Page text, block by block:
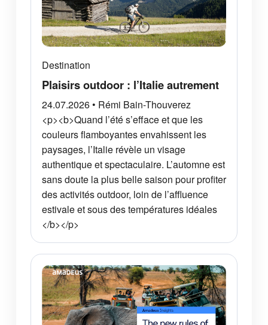
Destination
Plaisirs outdoor : l’Italie autrement
24.07.2026 • Rémi Bain-Thouverez
<p><b>Quand l’été s’efface et que les
couleurs flamboyantes envahissent les
paysages, l’Italie révèle un visage
authentique et spectaculaire. L’automne est
sans doute la plus belle saison pour profiter
des activités outdoor, loin de l’affluence
estivale et sous des températures idéales
</b></p>